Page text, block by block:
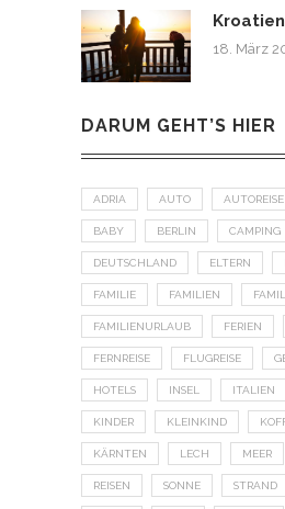
18. März
DARUM GEHT’S HIER
ADRIA AUTO AUTOREISE
BABY BERLIN CAMPING
DEUTSCHLAND ELTERN
FAMILIE FAMILIEN
FAMILIENURLAUB FERIEN
FERNREISE FLUGREISE
HOTELS INSEL ITALIEN
KINDER KLEINKIND
KÄRNTEN LECH MEER
REISEN SONNE STRAND